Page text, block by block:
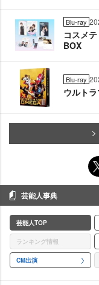
Blu-ray
コスメ
BOX
Blu-ray
ウルト
芸能人事典
芸能人TOP
ランキング情報
CM出演